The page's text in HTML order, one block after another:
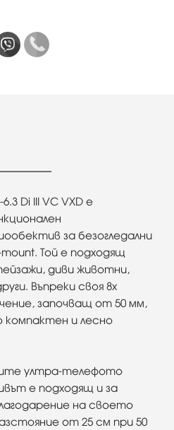
Di III VC VXD е
за безогледални
Той е подходящ
диви животни,
Въпреки своя 8x
започващ от 50 мм,
компактен и лесно
ултра-телефото
е подходящ и за
на своето
от 25 см при 50